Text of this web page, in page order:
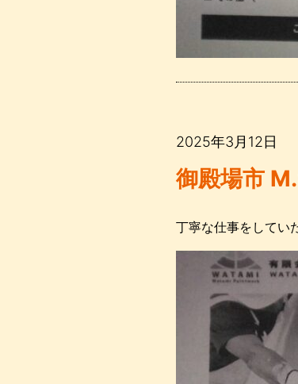
2025年3月12日
御殿場市
丁寧な仕事をしてい